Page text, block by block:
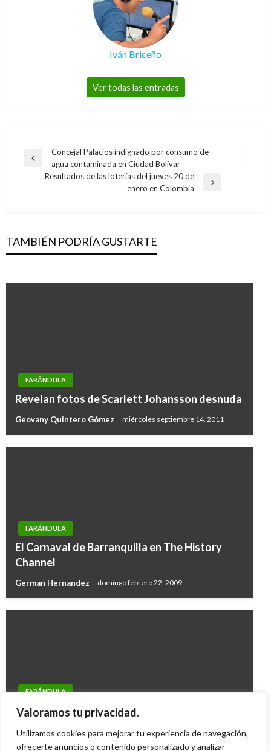
Valoramos tu privacidad.
Utilizamos cookies para mejorar tu experiencia de navegación,
ofrecerte anuncios o contenido personalizado y analizar
Iván Briceño
Ver todas las entradas
Navegación
Entrada
anterior
Concejal Palacios indignado por consumo de
agua contaminada en Ciudad Bolívar
Resultados de las loterías del jueves 20 de
enero en Colombia
TAMBIÉN PODRÍA GUSTARTE
en la MET Gala 2019
Iván Briceño martes mayo 7, 2019
FARÁNDULA
Revelan fotos de Scarlett Johansson desnuda
Geovany Quintero Gómez miércoles septiembre 14, 2011
FARÁNDULA
El Carnaval de Barranquilla en The History
Channel
German Hernandez domingo febrero 22, 2009
FARÁNDULA
Juanes será el plato fuerte de los Grammy
Iván Briceño viernes febrero 8, 2013